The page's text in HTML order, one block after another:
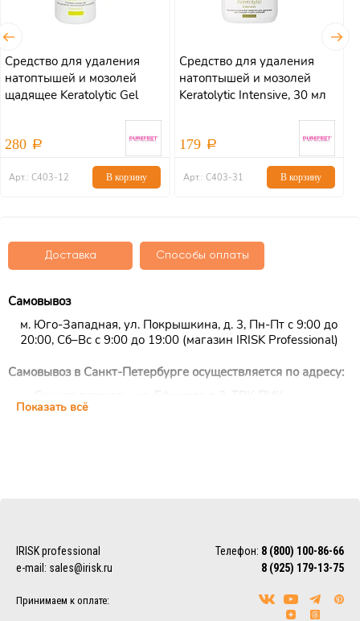
Средство для удаления
натоптышей и мозолей
щадящее Keratolytic Gel
280
Арт.: С403-12 В корзину
Средство для удаления
натоптышей и мозолей
Keratolytic Intensive, 30 мл
179
Арт.: С403-31 В корзину
Доставка Способы оплаты
Самовывоз
м. Юго-Западная, ул. Покрышкина, д. 3, Пн-Пт с 9:00 до
20:00, Сб–Вс с 9:00 до 19:00 (магазин IRISK Professional)
Самовывоз в Санкт-Петербурге осуществляется по адресу:
цокольный этаж, ежедневно с 10:00 до 22:00 (магазин
Доставка осуществляется по всему миру с помощью
службы EMS или Почты России.
Также можно воспользоваться услугами наиболее удобной
линии, Байкал-Сервис, DPD, ЖелДорЭкспедиция)
Показать всё
IRISK professional Телефон: 8 (800) 100-86-66
8 (925) 179-13-75
e-mail: sales@irisk.ru
Принимаем к оплате: